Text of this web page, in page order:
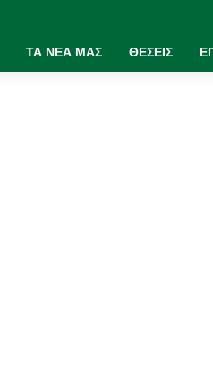
ΤΑ ΝΕΑ ΜΑΣ ΘΕΣΕΙΣ